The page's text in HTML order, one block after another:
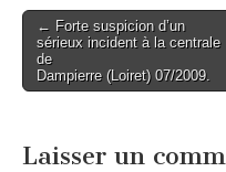
Post
navigation
← Forte suspicion d’un
sérieux incident à la centrale
de
Dampierre (Loiret) 07/2009.
Laisser un